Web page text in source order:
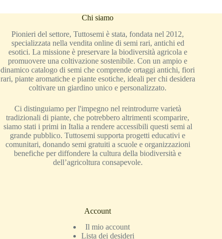
Chi siamo
Pionieri del settore, Tuttosemi è stata, fondata nel 2012,
specializzata nella vendita online di semi rari, antichi ed
esotici. La missione è preservare la biodiversità agricola e
promuovere una coltivazione sostenibile. Con un ampio e
dinamico catalogo di semi che comprende ortaggi antichi, fiori
rari, piante aromatiche e piante esotiche, ideali per chi desidera
coltivare un giardino unico e personalizzato.
Ci distinguiamo per l'impegno nel reintrodurre varietà
tradizionali di piante, che potrebbero altrimenti scomparire,
siamo stati i primi in Italia a rendere accessibili questi semi al
grande pubblico. Tuttosemi supporta progetti educativi e
comunitari, donando semi gratuiti a scuole e organizzazioni
benefiche per diffondere la cultura della biodiversità e
dell’agricoltura consapevole.
Account
Il mio account
Lista dei desideri